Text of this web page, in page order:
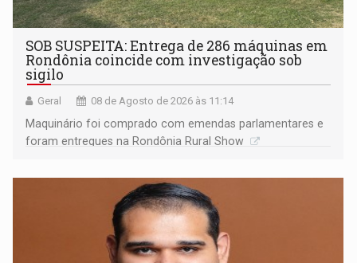
SOB SUSPEITA: Entrega de 286 máquinas em
Rondônia coincide com investigação sob
sigilo
Geral 08 de Agosto de 2026 às 11:14
Maquinário foi comprado com emendas parlamentares e
foram entregues na Rondônia Rural Show